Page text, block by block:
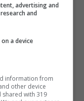
donna
al
degli uomini
ricevendo
advertising and
and
a device
information from
other device
shared with 319